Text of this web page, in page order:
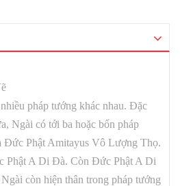
pháp tướng khác nhau. Đặc
Ngài có tới ba hoặc bốn pháp
Đức Phật Amitayus Vô Lượng Thọ.
Phật A Di Đà. Còn Đức Phật A Di
còn hiện thân trong pháp tướng